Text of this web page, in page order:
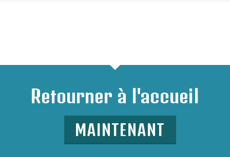
Retourner à l'accueil
MAINTENANT